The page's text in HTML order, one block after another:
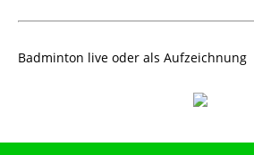
Badminton live oder als Aufzeichnung